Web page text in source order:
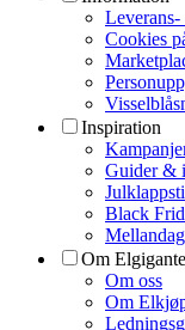
Leverans-
Cookies
Inspiration
Guider &
Black
Om
Om oss
Om